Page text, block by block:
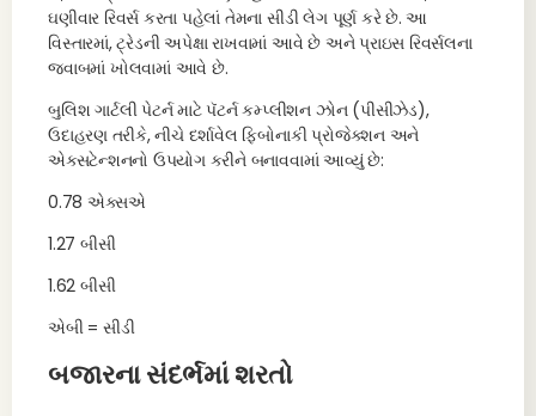
ઘણીવાર રિવર્સ કરતા પહેલાં તેમના સીડી લેગ પૂર્ણ કરે છે. આ
વિસ્તારમાં, ટ્રેડની અપેક્ષા રાખવામાં આવે છે અને પ્રાઇસ રિવર્સલના
જવાબમાં ખોલવામાં આવે છે.
બુલિશ ગાર્ટલી પેટર્ન માટે પૅટર્ન કમ્પ્લીશન ઝોન (પીસીઝેડ),
ઉદાહરણ તરીકે, નીચે દર્શાવેલ ફિબોનાકી પ્રોજેક્શન અને
એક્સટેન્શનનો ઉપયોગ કરીને બનાવવામાં આવ્યું છે:
0.78 એક્સએ
1.27 બીસી
1.62 બીસી
એબી = સીડી
બજારના સંદર્ભમાં શરતો